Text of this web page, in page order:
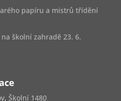
papíru a mistrů třídění
školní zahradě 23. 6.
Školní 1480